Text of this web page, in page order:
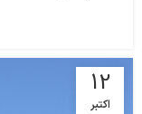
12
اکتبر